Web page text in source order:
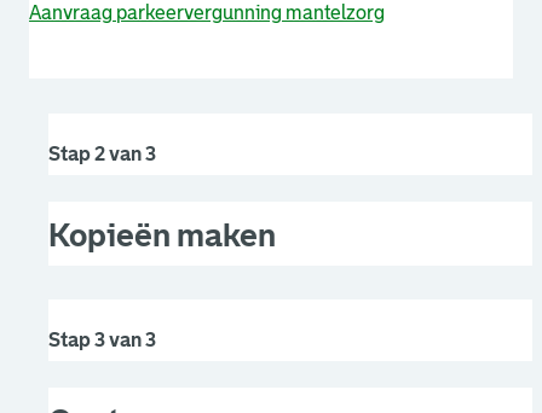
Aanvraag parkeervergunning mantelzorg
Stap 2 van 3
Kopieën maken
Stap 3 van 3